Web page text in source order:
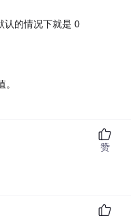
认的情况下就是 0
赞